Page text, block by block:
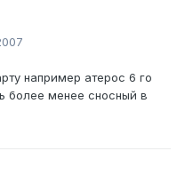
например атерос 6 го
более менее сносный в